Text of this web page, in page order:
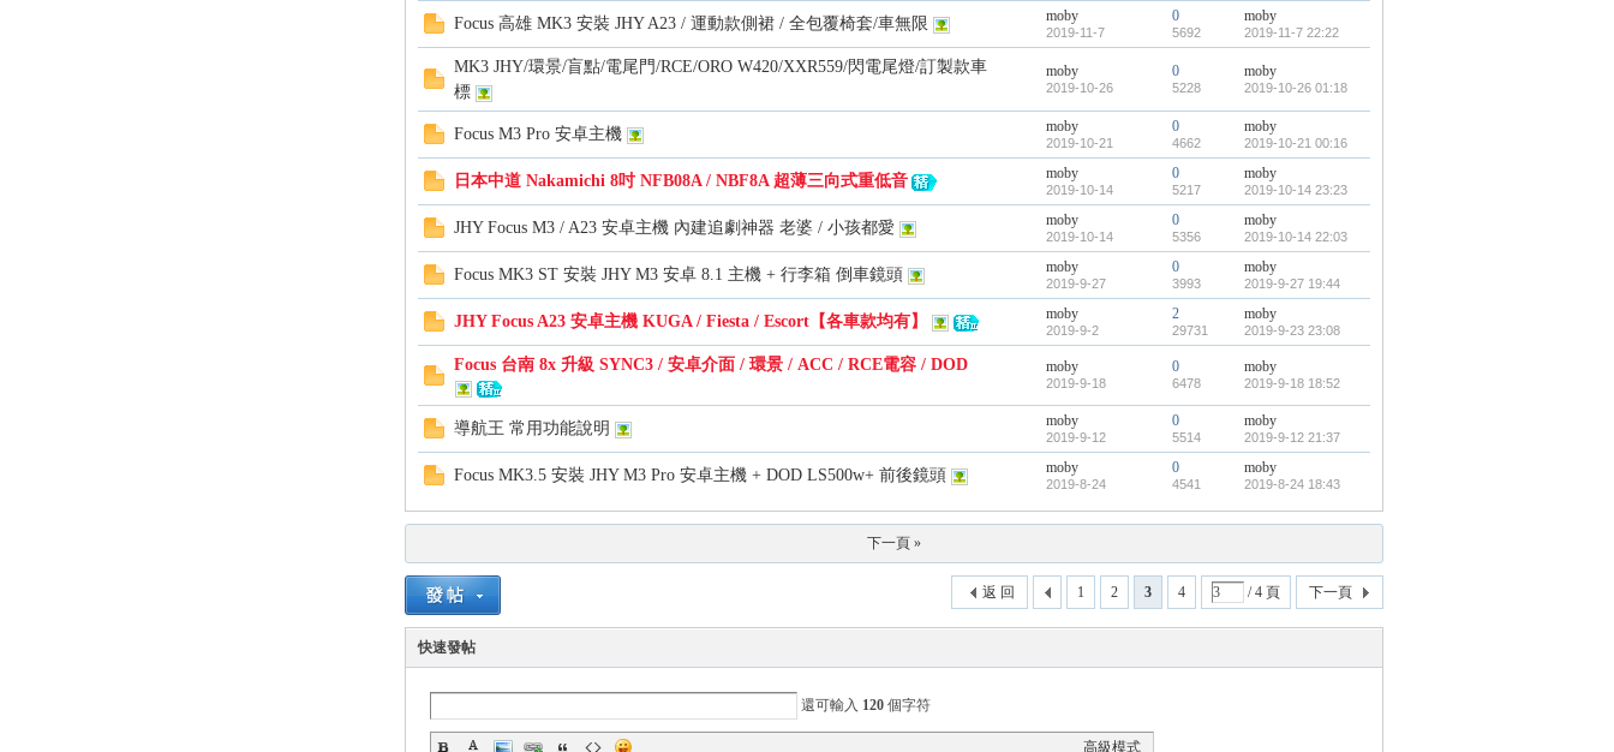
Focus 高雄 MK3 安裝 JHY A23 / 運動款側裙 / 全包覆椅套/車無限 moby
2019-11-7
0
5692
moby
2019-11-7 22:22
MK3 JHY/環景/盲點/電尾門/RCE/ORO W420/XXR559/閃電尾燈/訂製款車
標
moby
2019-10-26
0
5228
moby
2019-10-26 01:18
Focus M3 Pro 安卓主機 moby
2019-10-21
0
4662
moby
2019-10-21 00:16
日本中道 Nakamichi 8吋 NFB08A / NBF8A 超薄三向式重低音 moby
2019-10-14
0
5217
moby
2019-10-14 23:23
JHY Focus M3 / A23 安卓主機 內建追劇神器 老婆 / 小孩都愛 moby
2019-10-14
0
5356
moby
2019-10-14 22:03
Focus MK3 ST 安裝 JHY M3 安卓 8.1 主機 + 行李箱 倒車鏡頭 moby
2019-9-27
0
3993
moby
2019-9-27 19:44
JHY Focus A23 安卓主機 KUGA / Fiesta / Escort【各車款均有】 moby
2019-9-2
2
29731
moby
2019-9-23 23:08
Focus 台南 8x 升級 SYNC3 / 安卓介面 / 環景 / ACC / RCE電容 / DOD moby
2019-9-18
0
6478
moby
2019-9-18 18:52
導航王 常用功能說明 moby
2019-9-12
0
5514
moby
2019-9-12 21:37
Focus MK3.5 安裝 JHY M3 Pro 安卓主機 + DOD LS500w+ 前後鏡頭 moby
2019-8-24
0
4541
moby
2019-8-24 18:43
下一頁 »
1 2 3 4 / 4 頁 下一頁
返 回
快速發帖
還可輸入 120 個字符
高級模式